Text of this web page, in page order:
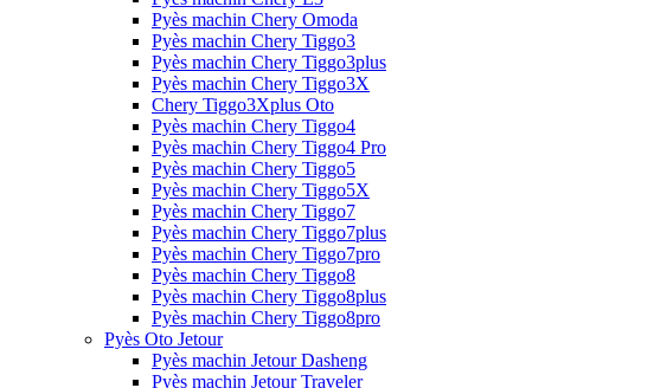
Pyès machin Chery Omoda
Pyès machin Chery Tiggo3
Pyès machin Chery Tiggo3plus
Pyès machin Chery Tiggo3X
Chery Tiggo3Xplus Oto
Pyès machin Chery Tiggo4
Pyès machin Chery Tiggo4 Pro
Pyès machin Chery Tiggo5
Pyès machin Chery Tiggo5X
Pyès machin Chery Tiggo7
Pyès machin Chery Tiggo7plus
Pyès machin Chery Tiggo7pro
Pyès machin Chery Tiggo8
Pyès machin Chery Tiggo8plus
Pyès machin Chery Tiggo8pro
Pyès Oto Jetour
Pyès machin Jetour Dasheng
Pyès machin Jetour Traveler